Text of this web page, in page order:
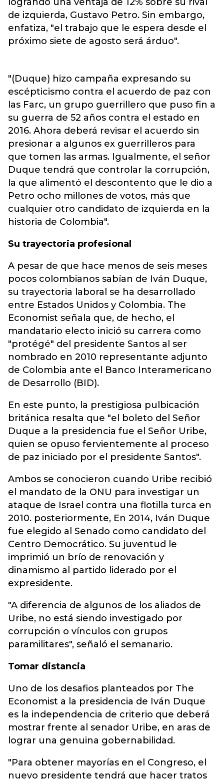
de izquierda, Gustavo Petro. Sin embargo,
enfatiza, "el trabajo que le espera desde el
próximo siete de agosto será árduo".
"(Duque) hizo campaña expresando su
escépticismo contra el acuerdo de paz con
las Farc, un grupo guerrillero que puso fin a
su guerra de 52 años contra el estado en
2016. Ahora deberá revisar el acuerdo sin
presionar a algunos ex guerrilleros para
que tomen las armas. Igualmente, el señor
Duque tendrá que controlar la corrupción,
la que alimentó el descontento que le dio a
Petro ocho millones de votos, más que
cualquier otro candidato de izquierda en la
historia de Colombia".
Su trayectoria profesional
A pesar de que hace menos de seis meses
pocos colombianos sabían de Iván Duque,
su trayectoria laboral se ha desarrollado
entre Estados Unidos y Colombia. The
Economist señala que, de hecho, el
mandatario electo inició su carrera como
"protégé" del presidente Santos al ser
nombrado en 2010 representante adjunto
de Colombia ante el Banco Interamericano
de Desarrollo (BID).
En este punto, la prestigiosa pulbicación
británica resalta que "el boleto del Señor
Duque a la presidencia fue el Señor Uribe,
quien se opuso fervientemente al proceso
de paz iniciado por el presidente Santos".
Ambos se conocieron cuando Uribe recibió
el mandato de la ONU para investigar un
ataque de Israel contra una flotilla turca en
2010. posteriormente, En 2014, Iván Duque
fue elegido al Senado como candidato del
Centro Democrático. Su juventud le
imprimió un brío de renovación y
dinamismo al partido liderado por el
expresidente.
"A diferencia de algunos de los aliados de
Uribe, no está siendo investigado por
corrupción o vínculos con grupos
paramilitares", señaló el semanario.
Tomar distancia
Uno de los desafios planteados por The
Economist a la presidencia de Iván Duque
es la independencia de criterio que deberá
mostrar frente al senador Uribe, en aras de
lograr una genuina gobernabilidad.
"Para obtener mayorías en el Congreso, el
nuevo presidente tendrá que hacer tratos